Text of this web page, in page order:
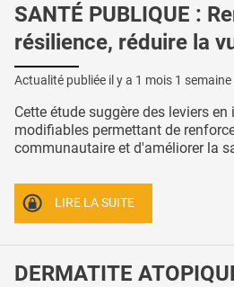
SANTÉ PUBLIQUE :
résilience, réduire la
Actualité publiée il y a 1 mois 1 semaine
Cette étude suggère des leviers
modifiables permettant de
communautaire et d'améliorer la
LIRE LA SUITE
DERMATITE